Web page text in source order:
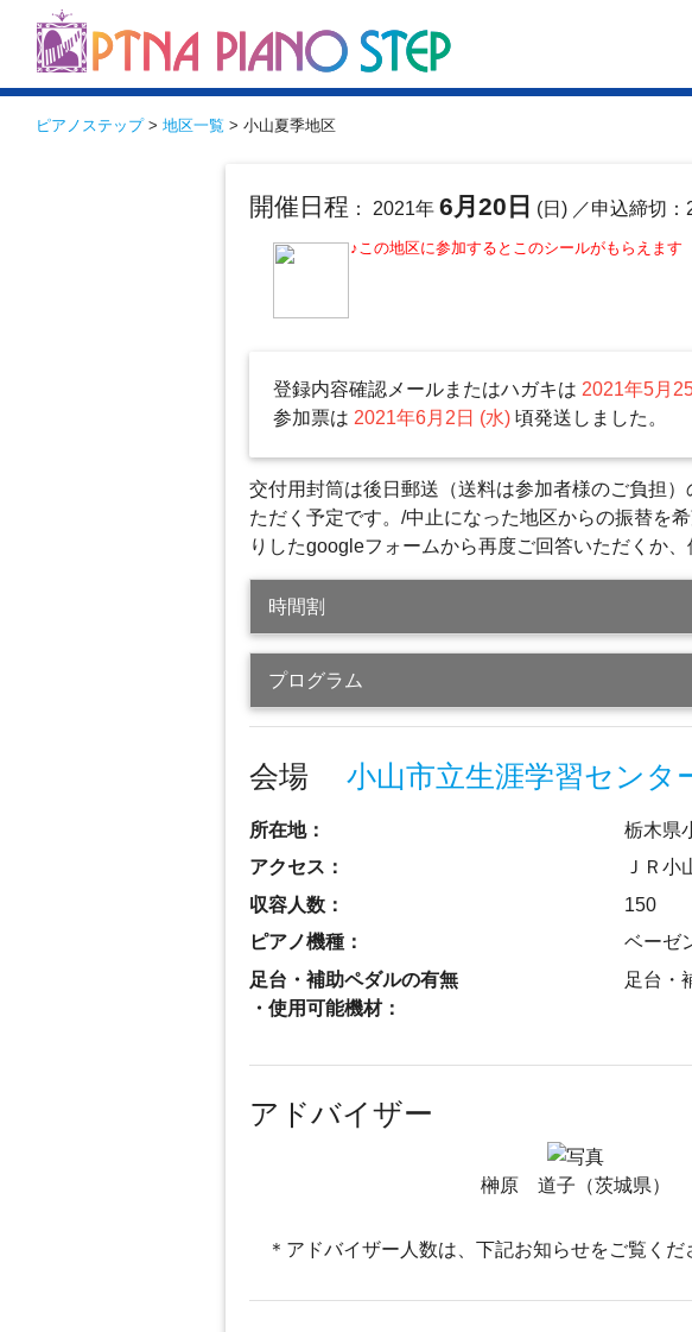
ピアノステップ> 地区一覧 > 小山夏季地区
開催日程 ： 2021年6月20日 (日) ／申込締切
♪この地区に参加するとこのシールがもらえます
登録内容確認メールまたはハガキは 2021年5月
参加票は 2021年6月2日 (水)頃発送しました。
交付用封筒は後日郵送（送料は参加者様のご負担
ただく予定です。/中止になった地区からの振替を
りしたgoogleフォームから再度ご回答いただくか
時間割
プログラム
会場小山市立生涯学習センタ
所在地：
栃木県
アクセス：
ＪＲ小
収容人数：
150
ピアノ機種：
ベーゼ
足台・補助ペダルの有無
・使用可能機材：
足台・
アドバイザー
榊原 道子（茨城県）
＊アドバイザー人数は、下記お知らせをご覧くだ